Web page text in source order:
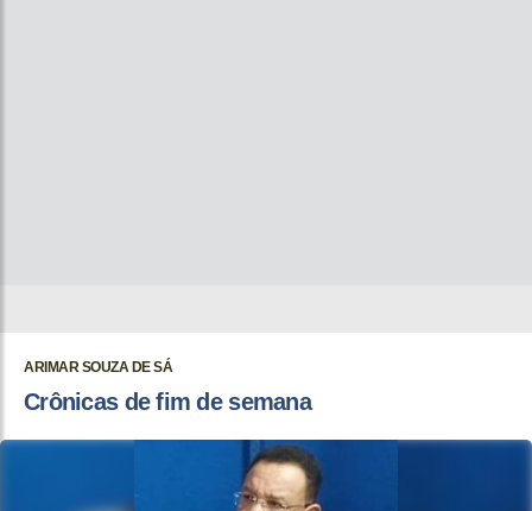
ARIMAR SOUZA DE SÁ
Crônicas de fim de semana